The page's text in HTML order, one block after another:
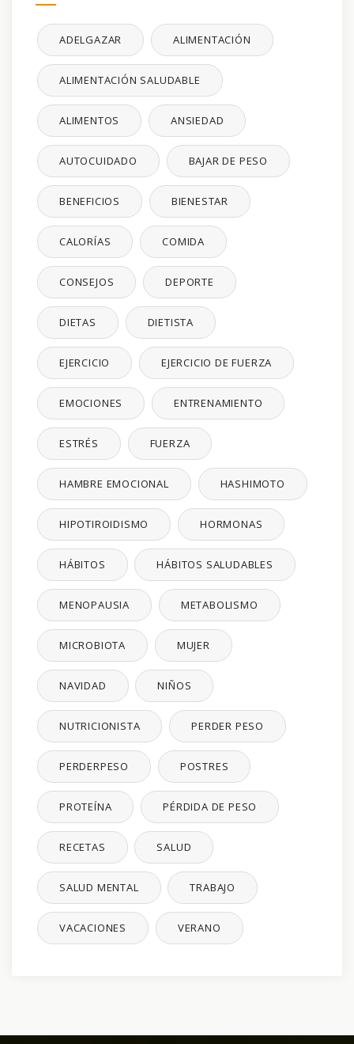
ADELGAZAR ALIMENTACIÓN
ALIMENTACIÓN SALUDABLE
ALIMENTOS ANSIEDAD
AUTOCUIDADO BAJAR DE PESO
BENEFICIOS BIENESTAR
CALORÍAS COMIDA
CONSEJOS DEPORTE
DIETAS DIETISTA
EJERCICIO EJERCICIO DE FUERZA
EMOCIONES ENTRENAMIENTO
ESTRÉS FUERZA
HAMBRE EMOCIONAL HASHIMOTO
HIPOTIROIDISMO HORMONAS
HÁBITOS HÁBITOS SALUDABLES
MENOPAUSIA METABOLISMO
MICROBIOTA MUJER
NAVIDAD NIÑOS
NUTRICIONISTA PERDER PESO
PERDERPESO POSTRES
PROTEÍNA PÉRDIDA DE PESO
RECETAS SALUD
SALUD MENTAL TRABAJO
VACACIONES VERANO